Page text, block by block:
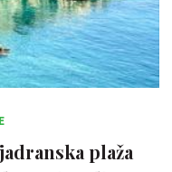
plaža